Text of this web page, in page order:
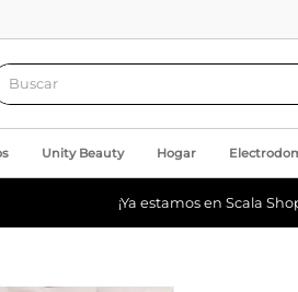
Unity Beauty Hogar
¡Ya estamos en Scala